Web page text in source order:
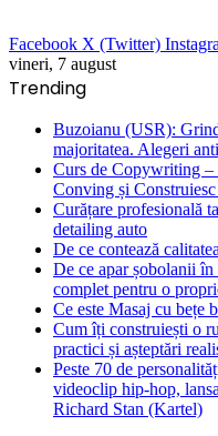
Facebook X (Twitter)
vineri, 7 august
Trending
Buzoianu (USR):
majoritatea. Alegeri
Curs de Copywriting –
Conving și
Curățare profesională
detailing auto
De ce contează
De ce apar șobolanii
complet pentru o
Ce este Masaj cu bețe
Cum îți construiești o
practici și așteptări
Peste 70 de
videoclip hip-hop,
Richard Stan (Kartel)